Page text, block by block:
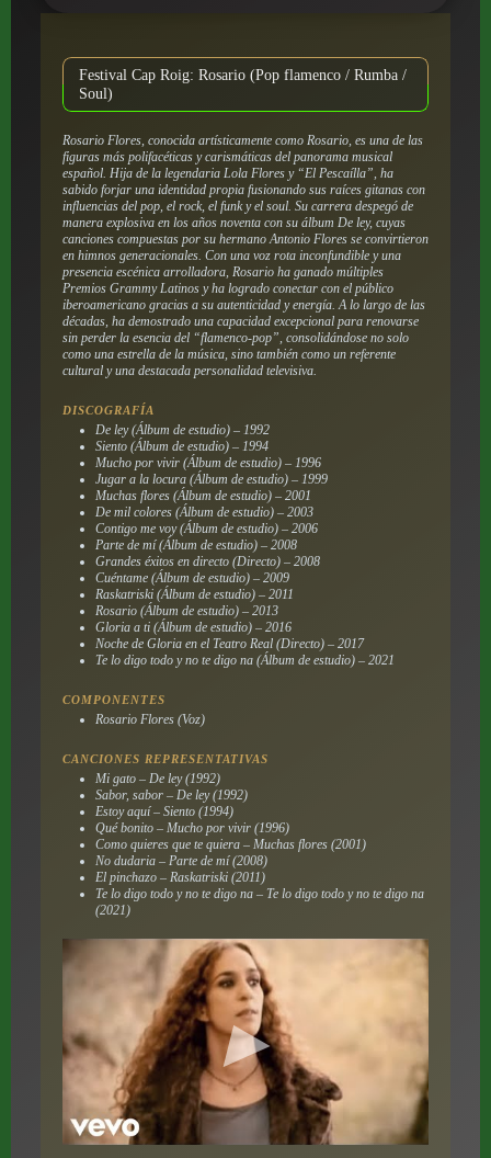
Festival Cap Roig: Rosario (Pop flamenco / Rumba /
Soul)
Rosario Flores, conocida artísticamente como Rosario, es una de las
figuras más polifacéticas y carismáticas del panorama musical
español. Hija de la legendaria Lola Flores y “El Pescaílla”, ha
sabido forjar una identidad propia fusionando sus raíces gitanas con
influencias del pop, el rock, el funk y el soul. Su carrera despegó de
manera explosiva en los años noventa con su álbum De ley, cuyas
canciones compuestas por su hermano Antonio Flores se convirtieron
en himnos generacionales. Con una voz rota inconfundible y una
presencia escénica arrolladora, Rosario ha ganado múltiples
Premios Grammy Latinos y ha logrado conectar con el público
iberoamericano gracias a su autenticidad y energía. A lo largo de las
décadas, ha demostrado una capacidad excepcional para renovarse
sin perder la esencia del “flamenco-pop”, consolidándose no solo
como una estrella de la música, sino también como un referente
cultural y una destacada personalidad televisiva.
DISCOGRAFÍA
De ley (Álbum de estudio) – 1992
Siento (Álbum de estudio) – 1994
Mucho por vivir (Álbum de estudio) – 1996
Jugar a la locura (Álbum de estudio) – 1999
Muchas flores (Álbum de estudio) – 2001
De mil colores (Álbum de estudio) – 2003
Contigo me voy (Álbum de estudio) – 2006
Parte de mí (Álbum de estudio) – 2008
Grandes éxitos en directo (Directo) – 2008
Cuéntame (Álbum de estudio) – 2009
Raskatriski (Álbum de estudio) – 2011
Rosario (Álbum de estudio) – 2013
Gloria a ti (Álbum de estudio) – 2016
Noche de Gloria en el Teatro Real (Directo) – 2017
Te lo digo todo y no te digo na (Álbum de estudio) – 2021
COMPONENTES
Rosario Flores (Voz)
CANCIONES REPRESENTATIVAS
Mi gato – De ley (1992)
Sabor, sabor – De ley (1992)
Estoy aquí – Siento (1994)
Qué bonito – Mucho por vivir (1996)
Como quieres que te quiera – Muchas flores (2001)
No dudaria – Parte de mí (2008)
El pinchazo – Raskatriski (2011)
Te lo digo todo y no te digo na – Te lo digo todo y no te digo na
(2021)